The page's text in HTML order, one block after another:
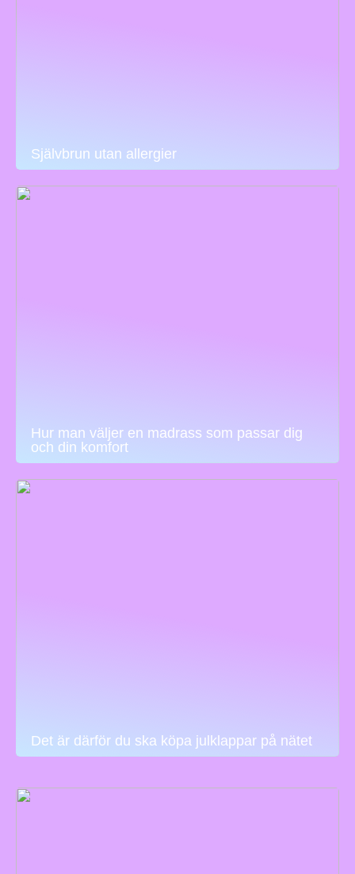
Självbrun utan allergier
Hur man väljer en madrass som passar dig
och din komfort
Det är därför du ska köpa julklappar på nätet